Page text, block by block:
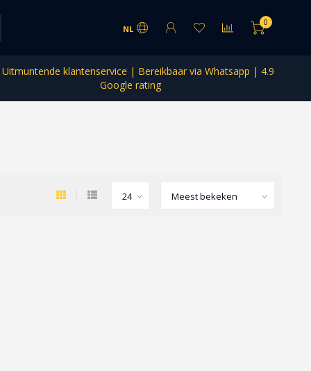
NL
0
Uitmuntende klantenservice | Bereikbaar via Whatsapp | 4.9
Google rating